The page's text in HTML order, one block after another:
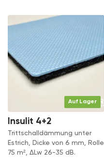
Auf Lager
Insulit 4+2
Trittschalldämmung unter
Estrich, Dicke von 6 mm, Rolle
75 m², ΔLw 26-35 dB.